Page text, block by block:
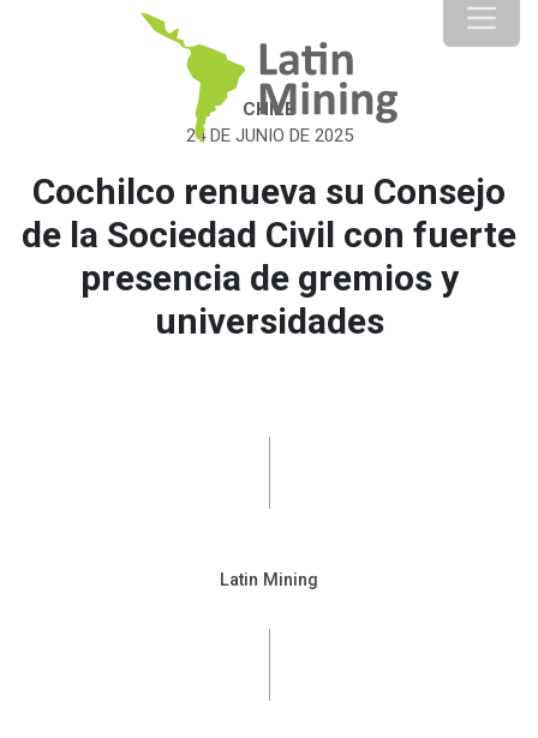
CHILE
24 DE JUNIO DE 2025
Cochilco renueva su Consejo
de la Sociedad Civil con fuerte
presencia de gremios y
universidades
Latin Mining